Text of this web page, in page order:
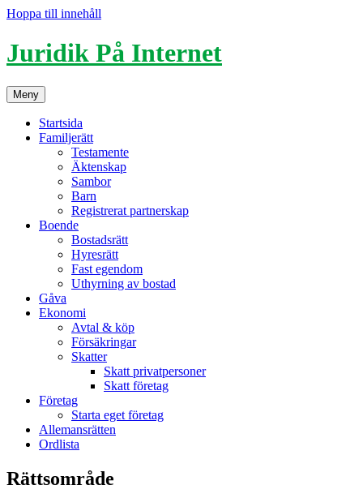
Hoppa till innehåll
Juridik På Internet
Meny
Startsida
Familjerätt
Testamente
Äktenskap
Sambor
Barn
Registrerat partnerskap
Boende
Bostadsrätt
Hyresrätt
Fast egendom
Uthyrning av bostad
Gåva
Ekonomi
Avtal & köp
Försäkringar
Skatter
Skatt privatpersoner
Skatt företag
Företag
Starta eget företag
Allemansrätten
Ordlista
Rättsområde